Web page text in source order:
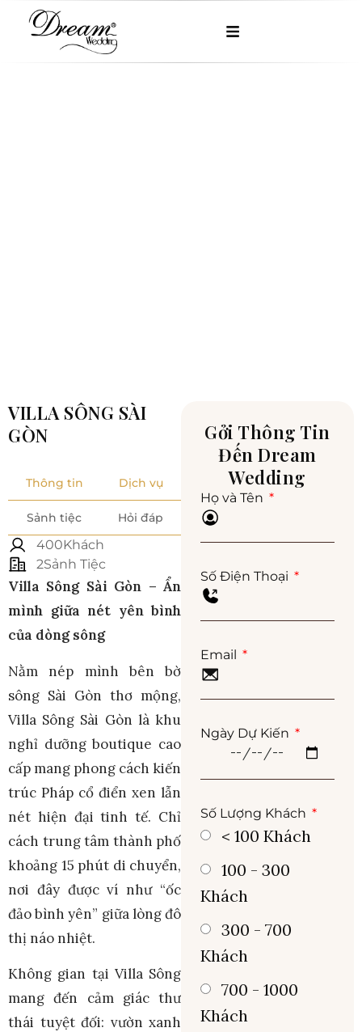
VILLA SÔNG SÀI
GÒN
Thông tin Dịch vụ
Sảnh tiệc Hỏi đáp
400Khách
2Sảnh Tiệc
Villa Sông Sài Gòn – Ẩn
mình giữa nét yên bình
của dòng sông
Nằm nép mình bên bờ
sông Sài Gòn thơ mộng,
Villa Sông Sài Gòn là khu
nghỉ dưỡng boutique cao
cấp mang phong cách kiến
trúc Pháp cổ điển xen lẫn
nét hiện đại tinh tế. Chỉ
cách trung tâm thành phố
khoảng 15 phút di chuyển,
nơi đây được ví như “ốc
đảo bình yên” giữa lòng đô
thị náo nhiệt.
Không gian tại Villa Sông
mang đến cảm giác thư
thái tuyệt đối: vườn xanh
Gởi Thông Tin
Đến Dream
Wedding
Họ và Tên
Số Điện Thoại
Email
Ngày Dự Kiến
Số Lượng Khách
< 100 Khách
100 - 300
Khách
300 - 700
Khách
700 - 1000
Khách